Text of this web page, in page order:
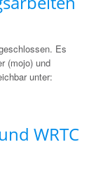
Es
(mojo) und
unter:
WRTC